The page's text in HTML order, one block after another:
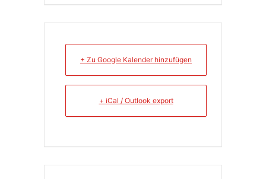
+ Zu Google Kalender hinzufügen
+ iCal / Outlook export